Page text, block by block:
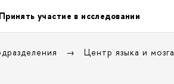
Принять участие в исследовании
Центр языка и мозга